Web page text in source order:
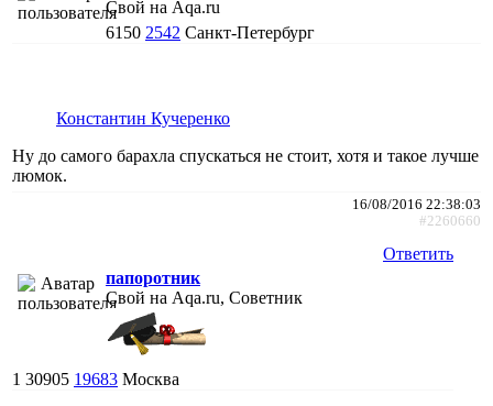
Свой на Aqa.ru
6150 2542 Санкт-Петербург
Константин Кучеренко
Ну до самого барахла спускаться не стоит, хотя и такое лучше
люмок.
16/08/2016 22:38:03
#2260660
Ответить
папоротник
Свой на Aqa.ru, Советник
1 30905 19683 Москва